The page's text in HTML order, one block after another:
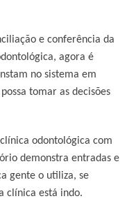
e conferência da
agora é
no sistema em
tomar as decisões
odontológica com
demonstra entradas e
gente o utiliza, se
clínica está indo.